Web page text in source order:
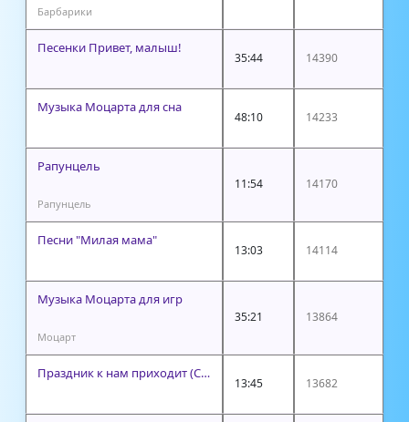
Барбарики
Песенки Привет, малыш!
35:44 14390
Музыка Моцарта для сна
48:10 14233
Рапунцель
Рапунцель
11:54 14170
Песни "Милая мама"
13:03 14114
Музыка Моцарта для игр
Моцарт
35:21 13864
Праздник к нам приходит (Coca Cola)
13:45 13682